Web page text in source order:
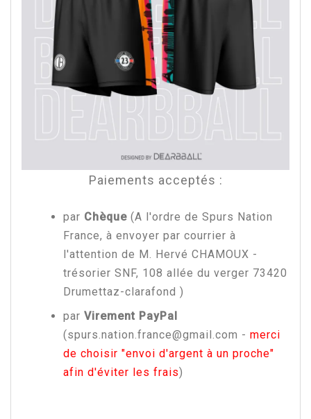
Paiements acceptés :
par Chèque (A l'ordre de Spurs Nation
France, à envoyer par courrier à
l'attention de M. Hervé CHAMOUX -
trésorier SNF, 108 allée du verger 73420
Drumettaz-clarafond )
par Virement PayPal
(spurs.nation.france@gmail.com - merci
de choisir "envoi d'argent à un proche"
afin d'éviter les frais)